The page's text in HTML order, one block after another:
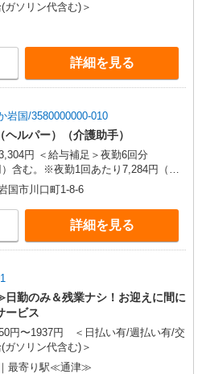
ガソリン代含む)＞
詳細を見る
岩国/3580000000-010
ヘルパー）（介護助手）
補足＞夜勤6回分
）含む。※夜勤1回あたり7,284円（深
手当）
国市川口町1-8-6
詳細を見る
勤のみ＆残業ナシ！お迎えに間に
ービス
円〜1937円 ＜日払い有/週払い有/交
ガソリン代含む)＞
最寄り駅≪通津≫